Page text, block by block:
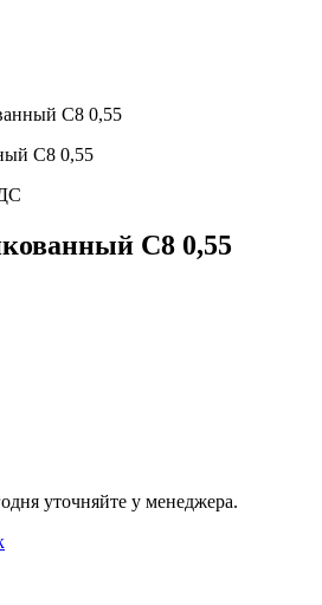
С8 0,55
С8 0,55
уточняйте у менеджера.